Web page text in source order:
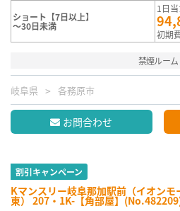
ショート【7日以上】
～30日未満
1日
初期
禁煙ルーム
岐阜県 各務原市
お問合わせ
割引キャンペーン
Kマンスリー岐阜那加駅前（イオンモ
東） 207・1K-【角部屋】